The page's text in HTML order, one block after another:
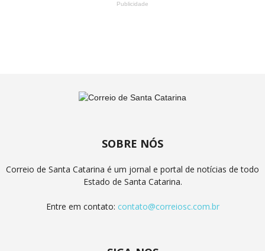
Publicidade
SOBRE NÓS
Correio de Santa Catarina é um jornal e portal de notícias de todo
Estado de Santa Catarina.
Entre em contato: contato@correiosc.com.br